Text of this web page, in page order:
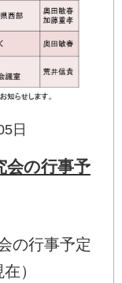
日
の行事予
の行事予定
）